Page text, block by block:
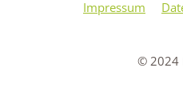
Impressum
© 2024